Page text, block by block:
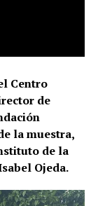
Centro
de
la muestra,
de la
Ojeda.